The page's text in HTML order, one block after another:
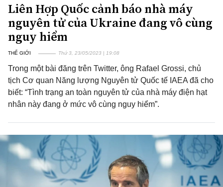
Liên Hợp Quốc cảnh báo nhà máy
nguyên tử của Ukraine đang vô cùng
nguy hiểm
THẾ GIỚI Thứ 3, 23/05/2023 | 19:08
Trong một bài đăng trên Twitter, ông Rafael Grossi, chủ
tịch Cơ quan Năng lượng Nguyên tử Quốc tế IAEA đã cho
biết: “Tình trạng an toàn nguyên tử của nhà máy điện hạt
nhân này đang ở mức vô cùng nguy hiểm”.